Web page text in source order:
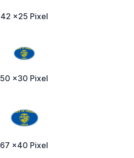
42 x25 Pixel
50 x30 Pixel
67 x40 Pixel